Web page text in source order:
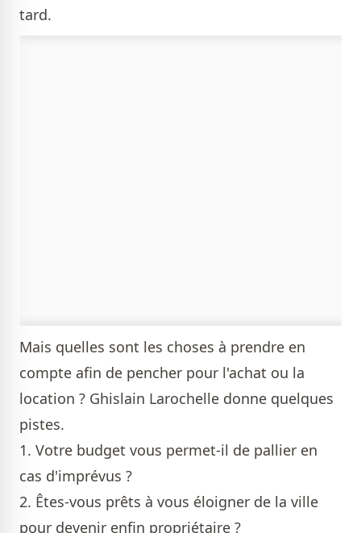
tard.
Mais quelles sont les choses à prendre en
compte afin de pencher pour l'achat ou la
location ? Ghislain Larochelle donne quelques
pistes.
1. Votre budget vous permet-il de pallier en
cas d'imprévus ?
2. Êtes-vous prêts à vous éloigner de la ville
pour devenir enfin propriétaire ?